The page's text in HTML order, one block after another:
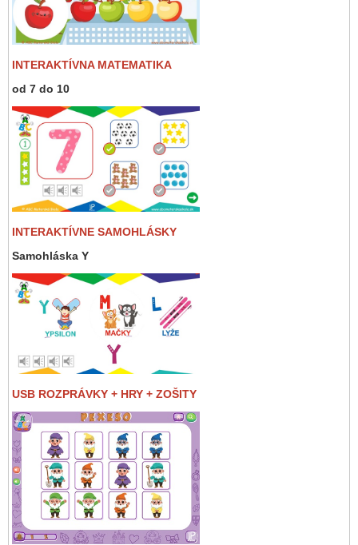
INTERAKTÍVNA MATEMATIKA
od 7 do 10
INTERAKTÍVNE SAMOHLÁSKY
Samohláska Y
USB ROZPRÁVKY + HRY + ZOŠITY